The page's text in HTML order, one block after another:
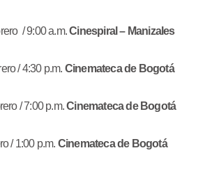
/ 9:00 a.m.Cinespiral – Manizales
/ 4:30 p.m. Cinemateca de Bogotá
/ 7:00 p.m.Cinemateca de Bogotá
/ 1:00 p.m. Cinemateca de Bogotá